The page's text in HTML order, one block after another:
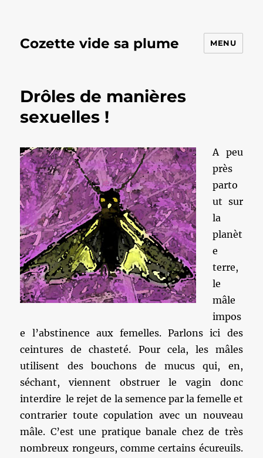
Cozette vide sa plume MENU
Drôles de manières
sexuelles !
A peu
près
parto
ut sur
la
planèt
e
terre,
le
mâle
impos
e l’abstinence aux femelles. Parlons ici des
ceintures de chasteté. Pour cela, les mâles
utilisent des bouchons de mucus qui, en,
séchant, viennent obstruer le vagin donc
interdire le rejet de la semence par la femelle et
contrarier toute copulation avec un nouveau
mâle. C’est une pratique banale chez de très
nombreux rongeurs, comme certains écureuils.